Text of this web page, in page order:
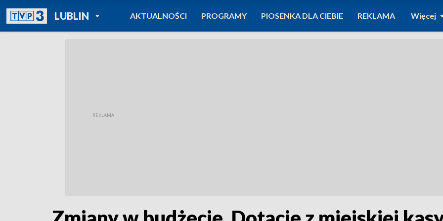
LUBLINPOWRÓT DO
TVP REGIONY
AKTUALNOŚCI PROGRAMY PIOSENKA DLA CIEBIE REKLAMA Więcej